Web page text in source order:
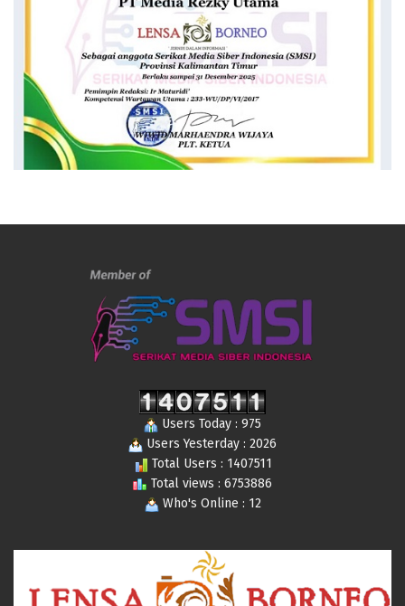
Users Today : 975
Users Yesterday : 2026
Total Users : 1407511
Total views : 6753886
Who's Online : 12